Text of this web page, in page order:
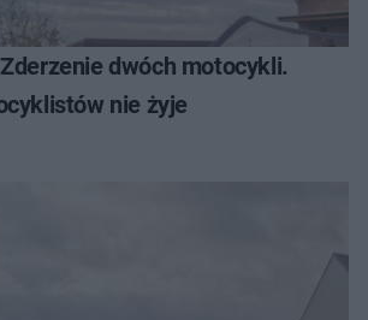
dwóch motocykli.
nie żyje